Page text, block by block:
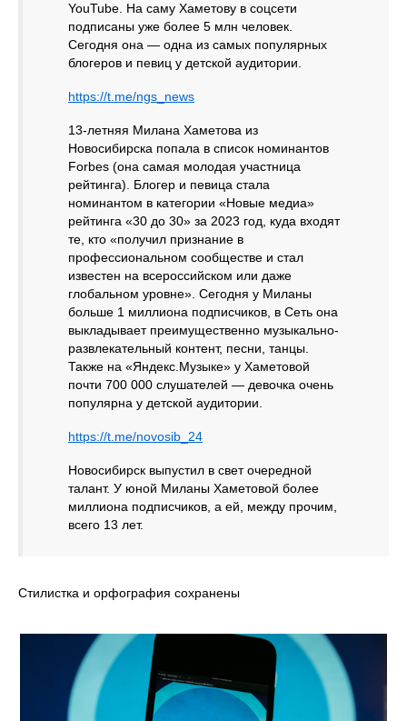
YouTube. На саму Хаметову в соцсети
подписаны уже более 5 млн человек.
Сегодня она — одна из самых популярных
блогеров и певиц у детской аудитории.
https://t.me/ngs_news
13-летняя Милана Хаметова из
Новосибирска попала в список номинантов
Forbes (она самая молодая участница
рейтинга). Блогер и певица стала
номинантом в категории «Новые медиа»
рейтинга «30 до 30» за 2023 год, куда входят
те, кто «получил признание в
профессиональном сообществе и стал
известен на всероссийском или даже
глобальном уровне». Сегодня у Миланы
больше 1 миллиона подписчиков, в Сеть она
выкладывает преимущественно музыкально-
развлекательный контент, песни, танцы.
Также на «Яндекс.Музыке» у Хаметовой
почти 700 000 слушателей — девочка очень
популярна у детской аудитории.
https://t.me/novosib_24
Новосибирск выпустил в свет очередной
талант. У юной Миланы Хаметовой более
миллиона подписчиков, а ей, между прочим,
всего 13 лет.
Стилистка и орфография сохранены